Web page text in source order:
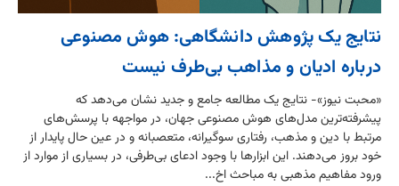
نتایج یک پژوهش دانشگاهی: هوش مصنوعی
درباره ادیان و مذاهب بی‌طرف نیست
«محبت نیوز»- نتایج یک مطالعه جامع و جدید نشان می‌دهد که
پیشرفته‌ترین مدل‌های هوش مصنوعی جهان، در مواجهه با پرسش‌های
مرتبط با دین و مذهب، رفتاری سوگیرانه، متعصبانه و در عین حال پایدار از
خود بروز می‌دهند. این ابزارها با وجود ادعای بی‌طرفی، در بسیاری از موارد از
ورود مفاهیم مذهبی به مباحث اخ...